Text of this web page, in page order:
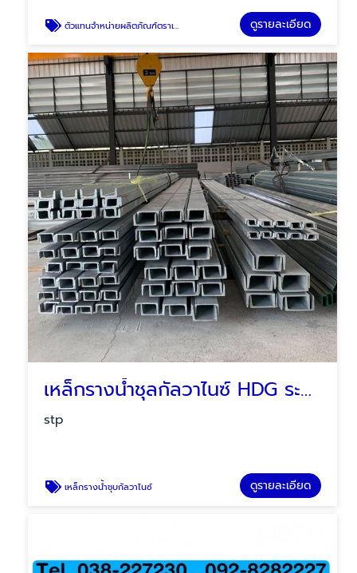
ตัวแทนจำหน่ายผลิตภัณฑ์ตราเพชร ดูรายละเอียด
เหล็กรางน้ำชุลกัลวาไนซ์ HDG ระยอง ชลบุรี บ่อวิน ปลวกแดง
stp
เหล็กรางน้ำชุบกัลวาไนซ์ ดูรายละเอียด